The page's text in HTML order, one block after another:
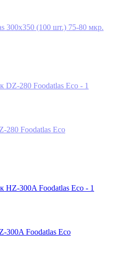
300х350 (100 шт.) 75-80 мкр.
Foodatlas Eco
300A Foodatlas Eco